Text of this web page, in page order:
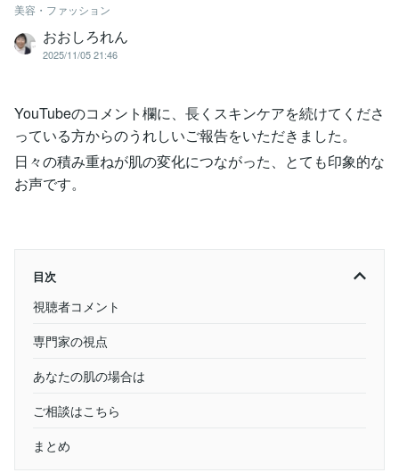
美容・ファッション
おおしろれん
2025/11/05 21:46
YouTubeのコメント欄に、長くスキンケアを続けてくださ
っている方からのうれしいご報告をいただきました。
日々の積み重ねが肌の変化につながった、とても印象的な
お声です。
目次
視聴者コメント
専門家の視点
あなたの肌の場合は
ご相談はこちら
まとめ